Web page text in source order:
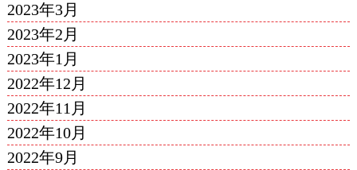
2023年3月
2023年2月
2023年1月
2022年12月
2022年11月
2022年10月
2022年9月